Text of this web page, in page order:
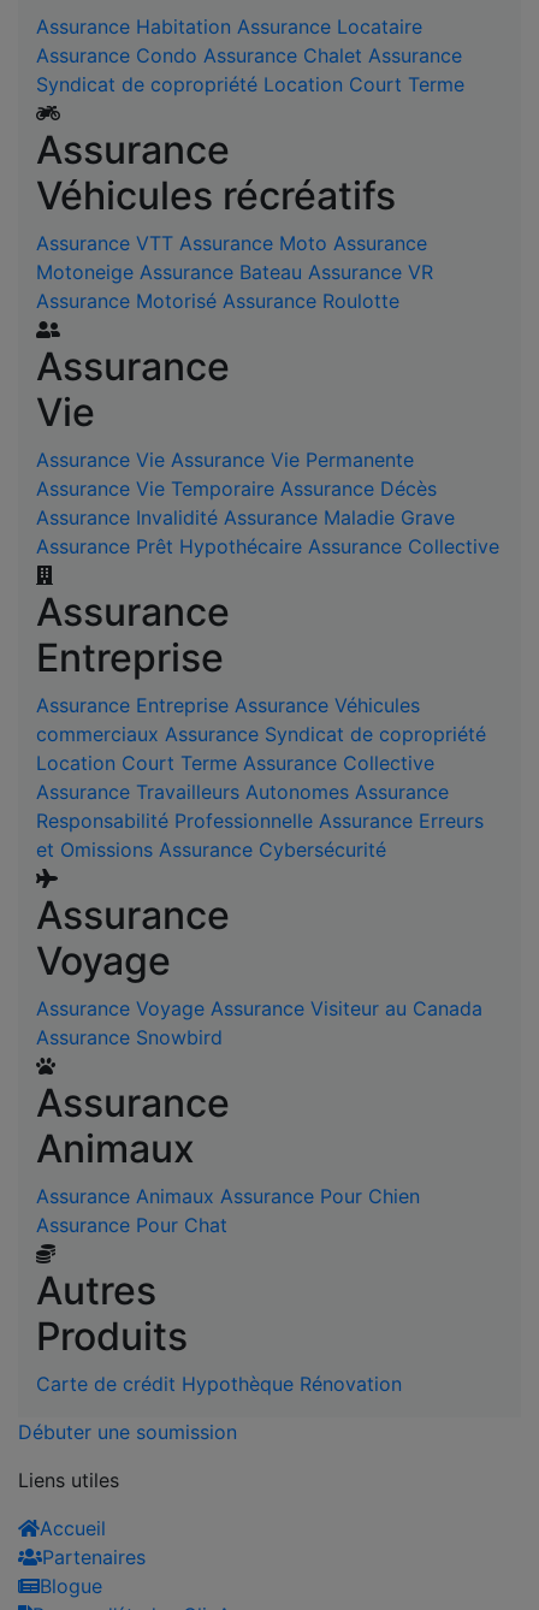
Assurance Habitation Assurance Locataire
Assurance Condo Assurance Chalet Assurance
Syndicat de copropriété Location Court Terme
Assurance
Véhicules récréatifs
Assurance VTT Assurance Moto Assurance
Motoneige Assurance Bateau Assurance VR
Assurance Motorisé Assurance Roulotte
Assurance
Vie
Assurance Vie Assurance Vie Permanente
Assurance Vie Temporaire Assurance Décès
Assurance Invalidité Assurance Maladie Grave
Assurance Prêt Hypothécaire Assurance Collective
Assurance
Entreprise
Assurance Entreprise Assurance Véhicules
commerciaux Assurance Syndicat de copropriété
Location Court Terme Assurance Collective
Assurance Travailleurs Autonomes Assurance
Responsabilité Professionnelle Assurance Erreurs
et Omissions Assurance Cybersécurité
Assurance
Voyage
Assurance Voyage Assurance Visiteur au Canada
Assurance Snowbird
Assurance
Animaux
Assurance Animaux Assurance Pour Chien
Assurance Pour Chat
Autres
Produits
Carte de crédit Hypothèque Rénovation
Débuter une soumission
Liens utiles
Accueil
Partenaires
Blogue